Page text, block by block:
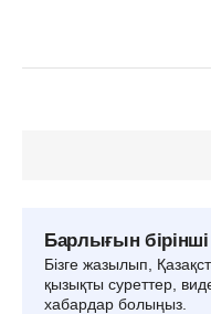
Барлығын
Бізге жазылып,
қызықты суреттер,
хабардар болыңыз.